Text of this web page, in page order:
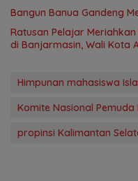
Bangun Banua Gandeng
Ratusan Pelajar
di Banjarmasin, Wali Kota
Himpunan mahasiswa
Komite Nasional Pemuda
propinsi Kalimantan